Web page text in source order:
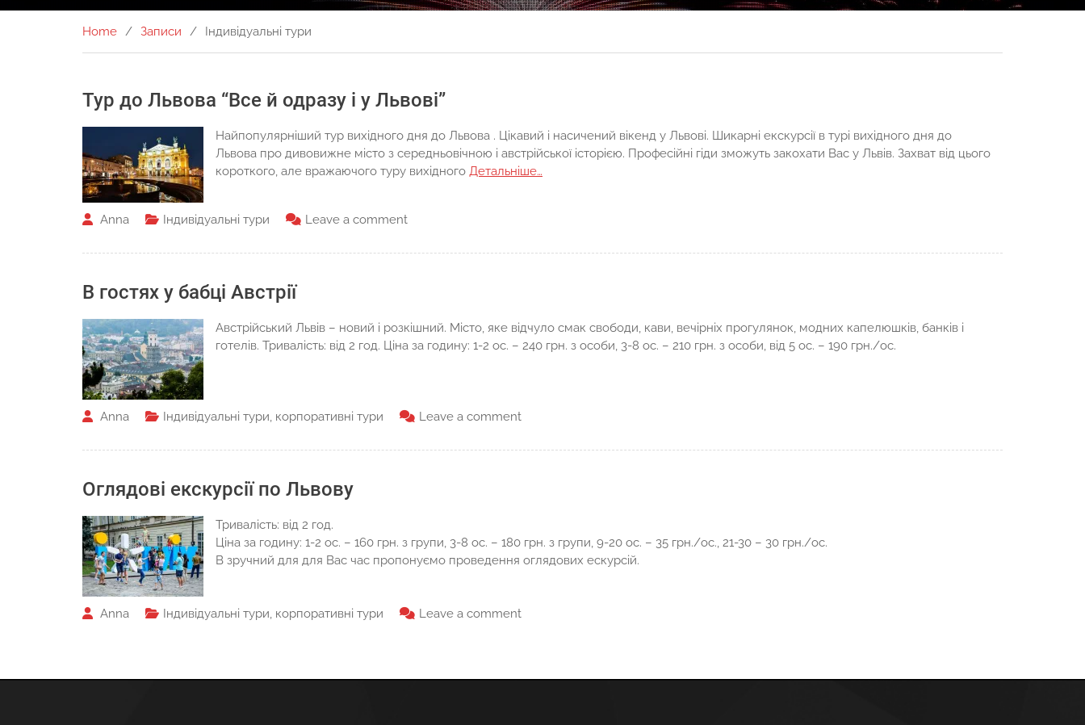
Home Записи Індивідуальні тури
Тур до Львова “Все й одразу і у Львові”
Найпопулярніший тур вихідного дня до Львова . Цікавий і насичений вікенд у Львові. Шикарні екскурсії в турі вихідного дня до
Львова про дивовижне місто з середньовічною і австрійської історією. Професійні гіди зможуть закохати Вас у Львів. Захват від цього
короткого, але вражаючого туру вихідного Детальніше…
Anna Індивідуальні тури Leave a comment
В гостях у бабці Австрії
Австрійський Львів – новий і розкішний. Місто, яке відчуло смак свободи, кави, вечірніх прогулянок, модних капелюшків, банків і
готелів. Тривалість: від 2 год. Ціна за годину: 1-2 ос. – 240 грн. з особи, 3-8 ос. – 210 грн. з особи, від 5 ос. – 190 грн./ос.
Anna Індивідуальні тури, корпоративні тури Leave a comment
Оглядові екскурсії по Львову
Тривалість: від 2 год.
Ціна за годину: 1-2 ос. – 160 грн. з групи, 3-8 ос. – 180 грн. з групи, 9-20 ос. – 35 грн./ос., 21-30 – 30 грн./ос.
В зручний для для Вас час пропонуємо проведення оглядових ескурсій.
Anna Індивідуальні тури, корпоративні тури Leave a comment